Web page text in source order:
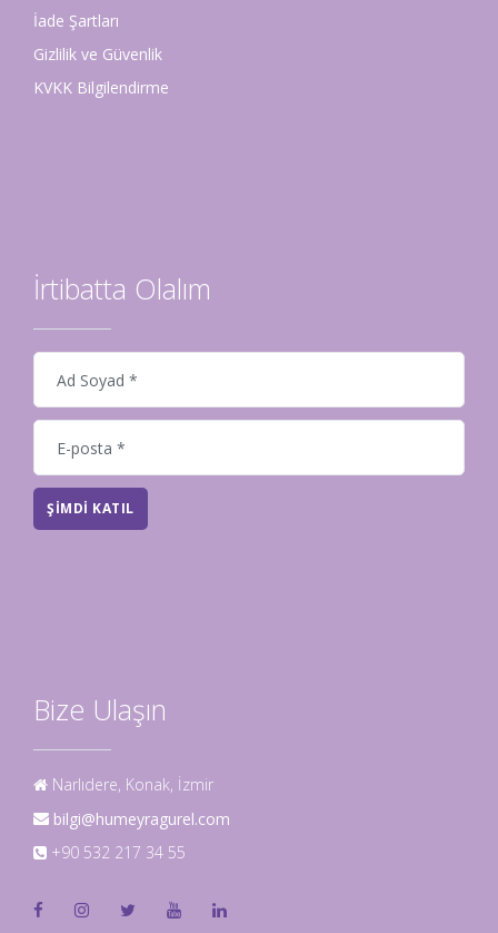
İade Şartları
Gizlilik ve Güvenlik
KVKK Bilgilendirme
İrtibatta Olalım
ŞIMDI KATIL
Bize Ulaşın
Narlıdere, Konak, İzmir
bilgi@humeyragurel.com
+90 532 217 34 55